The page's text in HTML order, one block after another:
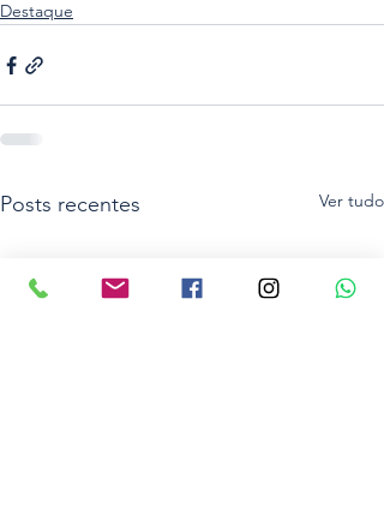
Destaque
Posts recentes Ver tudo